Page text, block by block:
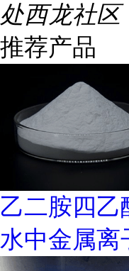
处西龙社区
推荐产品
乙二胺四乙
水中金属离